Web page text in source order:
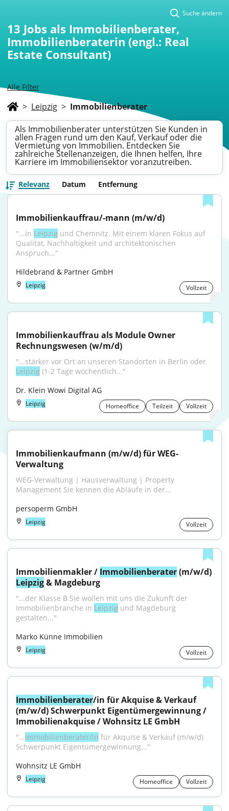
Alle Filter
Suche ändern
13 Jobs als Immobilienberater,
Immobilienberaterin (engl.: Real
Estate Consultant)
> Leipzig > Immobilienberater
Als Immobilienberater unterstützen Sie Kunden in
allen Fragen rund um den Kauf, Verkauf oder die
Vermietung von Immobilien. Entdecken Sie
zahlreiche Stellenanzeigen, die Ihnen helfen, Ihre
Karriere im Immobiliensektor voranzutreiben.
Relevanz Datum Entfernung
Immobilienkauffrau/-mann (m/w/d)
"...in Leipzig und Chemnitz. Mit einem klaren Fokus auf
Qualität, Nachhaltigkeit und architektonischen
Anspruch..."
Hildebrand & Partner GmbH
Leipzig Vollzeit
Immobilienkauffrau als Module Owner
Rechnungswesen (w/m/d)
Leipzig (1-2 Tage wöchentlich..."
Dr. Klein Wowi Digital AG
Leipzig Homeoffice Teilzeit Vollzeit
Immobilienkaufmann (m/w/d) für WEG-
Verwaltung
WEG-Verwaltung | Hausverwaltung | Property
Management Sie kennen die Abläufe in der...
persoperm GmbH
Leipzig Vollzeit
Immobilienmakler / Immobilienberater
Leipzig & Magdeburg
"...der Klasse B Sie wollen mit uns die Zukunft der
Immobilienbranche in Leipzig und Magdeburg
gestalten..."
Marko Künne Immobilien
Leipzig Vollzeit
Immobilienberater/in für Akquise & Verkauf
(m/w/d) Schwerpunkt Eigentümergewinnung /
Immobilienakquise / Wohnsitz LE GmbH
"...Immobilienberater/in für Akquise & Verkauf (m/w/d)
Schwerpunkt Eigentümergewinnung..."
Wohnsitz LE GmbH
Leipzig Homeoffice Vollzeit